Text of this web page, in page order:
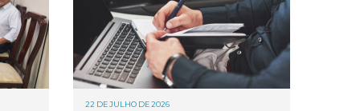
22 DE JULHO DE 2026